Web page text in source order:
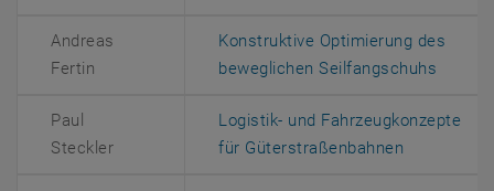
Andreas
Fertin
Konstruktive Optimierung des
beweglichen Seilfangschuhs
Paul
Steckler
Logistik- und Fahrzeugkonzepte
für Güterstraßenbahnen